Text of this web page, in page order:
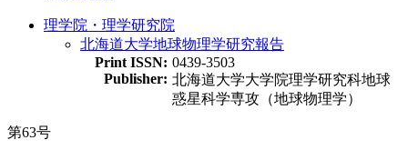
理学院・理学研究院
北海道大学地球物理学研究報告
Print ISSN: 0439-3503
Publisher: 北海道大学大学院理学研究科地球
惑星科学専攻（地球物理学）
第63号